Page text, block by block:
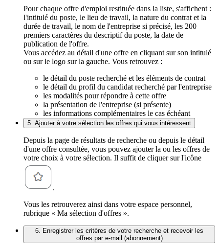
Pour chaque offre d'emploi restituée dans la liste, s'affichent :
l'intitulé du poste, le lieu de travail, la nature du contrat et la
durée de travail, le nom de l'entreprise si précisé, les 200
premiers caractères du descriptif du poste, la date de
publication de l'offre.
Vous accédez au détail d'une offre en cliquant sur son intitulé
ou sur le logo sur la gauche. Vous retrouvez :
le détail du poste recherché et les éléments de contrat
le détail du profil du candidat recherché par l'entreprise
les modalités pour répondre à cette offre
la présentation de l'entreprise (si présente)
les informations complémentaires le cas échéant
5. Ajouter à votre sélection les offres qui vous intéressent
Depuis la page de résultats de recherche ou depuis le détail
d'une offre consultée, vous pouvez ajouter la ou les offres de
votre choix à votre sélection. Il suffit de cliquer sur l'icône
.
Vous les retrouverez ainsi dans votre espace personnel,
rubrique « Ma sélection d'offres ».
6. Enregistrer les critères de votre recherche et recevoir les
offres par e-mail (abonnement)